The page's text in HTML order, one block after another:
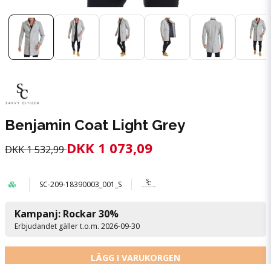
Benjamin Coat Light Grey
DKK 1 532,99DKK 1 073,09
SC-209-18390003_001_S
Kampanj: Rockar 30%
Erbjudandet gäller t.o.m. 2026-09-30
LÄGG I VARUKORGEN